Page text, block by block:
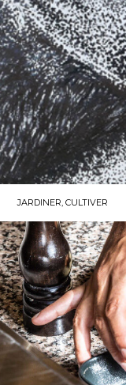
JARDINER, CULTIVER